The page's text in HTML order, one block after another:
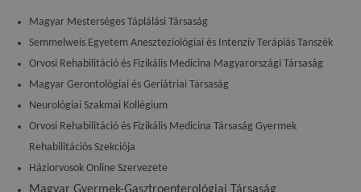
Magyar Mesterséges Táplálási Társaság
Semmelweis Egyetem Aneszteziológiai és Intenzív Terápiás Tanszék
Orvosi Rehabilitáció és Fizikális Medicina Magyarországi Társaság
Magyar Gerontológiai és Geriátriai Társaság
Neurológiai Szakmai Kollégium
Orvosi Rehabilitáció és Fizikális Medicina Társaság Gyermek
Rehabilitációs Szekciója
Háziorvosok Online Szervezete